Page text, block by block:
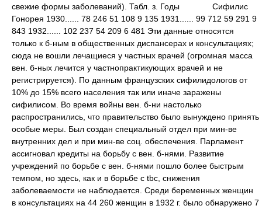
свежие формы заболеваний). Табл. з. Годы
Сифилис
Гонорея 1930...... 78 246 51 108 9 135 1931...... 99 712 59 291 9
843 1932...... 102 237 54 209 6 481 Эти данные относятся
только к б-ным в общественных диспансерах и консультациях;
сюда не вошли лечащиеся у частных врачей (огромная масса
вен. б-ных лечится у частнопрактикующих врачей и не
регистрируется). По данным французских сифилидологов от
10% до 15% всего населения так или иначе заражены
сифилисом. Во время войны вен. б-ни настолько
распространились, что правительство было вынуждено принять
особые меры. Был создан специальный отдел при мин-ве
внутренних дел и при мин-ве соц. обеспечения. Парламент
ассигновал кредиты на борьбу с вен. б-нями. Развитие
учреждений по борьбе с вен. б-нями пошло более быстрым
темпом, но здесь, как и в борьбе с tbc, снижения
заболеваемости не наблюдается. Среди беременных женщин
в консультациях на 44 260 женщин в 1932 г. было обнаружено 7